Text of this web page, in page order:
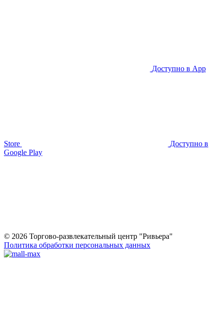
Доступно в App
Store
Доступно в
Google Play
© 2026 Торгово-развлекательный центр "Ривьера"
Политика обработки персональных данных